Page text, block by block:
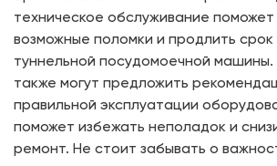
техническое обслуживание
возможные поломки и продлить
туннельной посудомоечной
также могут предложить
правильной эксплуатации
поможет избежать неполадок и
ремонт. Не стоит забывать о